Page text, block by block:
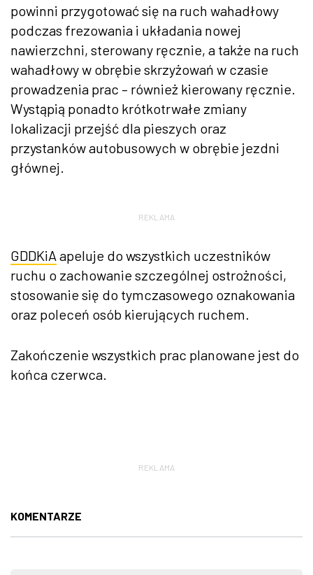
powinni przygotować się na ruch wahadłowy
podczas frezowania i układania nowej
nawierzchni, sterowany ręcznie, a także na ruch
wahadłowy w obrębie skrzyżowań w czasie
prowadzenia prac – również kierowany ręcznie.
Wystąpią ponadto krótkotrwałe zmiany
lokalizacji przejść dla pieszych oraz
przystanków autobusowych w obrębie jezdni
głównej.
REKLAMA
GDDKiA apeluje do wszystkich uczestników
ruchu o zachowanie szczególnej ostrożności,
stosowanie się do tymczasowego oznakowania
oraz poleceń osób kierujących ruchem.
Zakończenie wszystkich prac planowane jest do
końca czerwca.
REKLAMA
KOMENTARZE